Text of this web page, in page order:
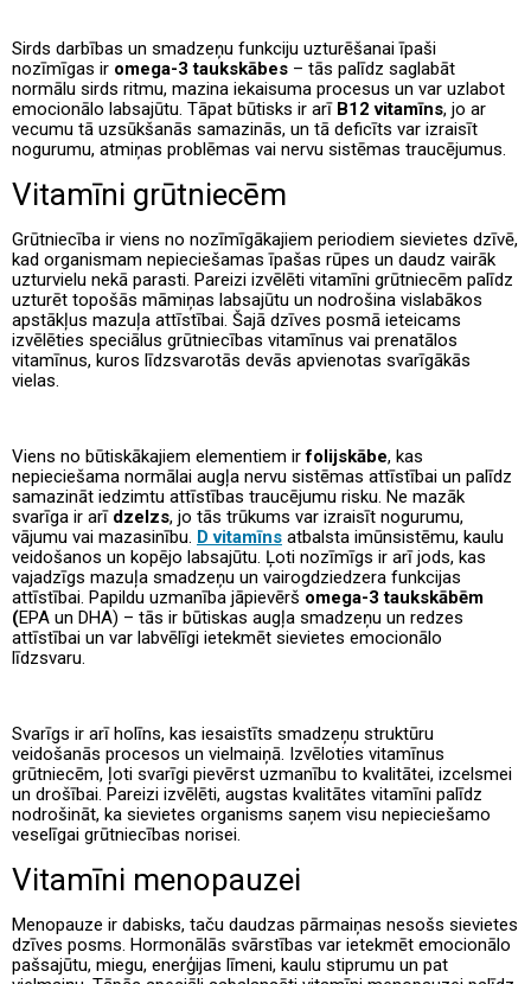
Sirds darbības un smadzeņu funkciju uzturēšanai īpaši
nozīmīgas ir omega-3 taukskābes – tās palīdz saglabāt
normālu sirds ritmu, mazina iekaisuma procesus un var uzlabot
emocionālo labsajūtu. Tāpat būtisks ir arī B12 vitamīns, jo ar
vecumu tā uzsūkšanās samazinās, un tā deficīts var izraisīt
nogurumu, atmiņas problēmas vai nervu sistēmas traucējumus.
Vitamīni grūtniecēm
Grūtniecība ir viens no nozīmīgākajiem periodiem sievietes dzīvē,
kad organismam nepieciešamas īpašas rūpes un daudz vairāk
uzturvielu nekā parasti. Pareizi izvēlēti vitamīni grūtniecēm palīdz
uzturēt topošās māmiņas labsajūtu un nodrošina vislabākos
apstākļus mazuļa attīstībai. Šajā dzīves posmā ieteicams
izvēlēties speciālus grūtniecības vitamīnus vai prenatālos
vitamīnus, kuros līdzsvarotās devās apvienotas svarīgākās
vielas.
Viens no būtiskākajiem elementiem irfolijskābe, kas
nepieciešama normālai augļa nervu sistēmas attīstībai un palīdz
samazināt iedzimtu attīstības traucējumu risku. Ne mazāk
svarīga ir arī dzelzs, jo tās trūkums var izraisīt nogurumu,
vājumu vai mazasinību. D vitamīns atbalsta imūnsistēmu, kaulu
veidošanos un kopējo labsajūtu. Ļoti nozīmīgs ir arī jods, kas
vajadzīgs mazuļa smadzeņu un vairogdziedzera funkcijas
attīstībai. Papildu uzmanība jāpievērš omega-3 taukskābēm
(EPA un DHA) – tās ir būtiskas augļa smadzeņu un redzes
attīstībai un var labvēlīgi ietekmēt sievietes emocionālo
līdzsvaru.
Svarīgs ir arī holīns, kas iesaistīts smadzeņu struktūru
veidošanās procesos un vielmaiņā. Izvēloties vitamīnus
grūtniecēm, ļoti svarīgi pievērst uzmanību to kvalitātei, izcelsmei
un drošībai. Pareizi izvēlēti, augstas kvalitātes vitamīni palīdz
nodrošināt, ka sievietes organisms saņem visu nepieciešamo
veselīgai grūtniecības norisei.
Vitamīni menopauzei
Menopauze ir dabisks, taču daudzas pārmaiņas nesošs sievietes
dzīves posms. Hormonālās svārstības var ietekmēt emocionālo
pašsajūtu, miegu, enerģijas līmeni, kaulu stiprumu un pat